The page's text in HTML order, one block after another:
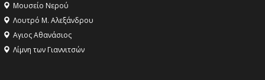
Μουσείο Νερού
Λουτρό Μ. Αλεξάνδρου
Αγιος Αθανάσιος
Λίμνη των Γιαννιτσών